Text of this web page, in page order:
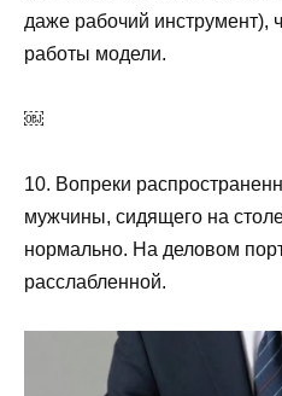
даже рабочий инструмент),
работы модели.
￼
10. Вопреки
мужчины, сидящего на
нормально. На деловом
расслабленной.